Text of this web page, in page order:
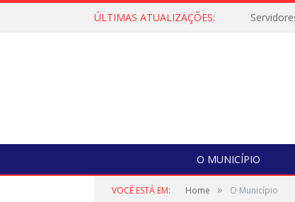
ÚLTIMAS ATUALIZAÇÕES:
O MUNICÍPIO
VOCÊ ESTÁ EM: Home » O Município